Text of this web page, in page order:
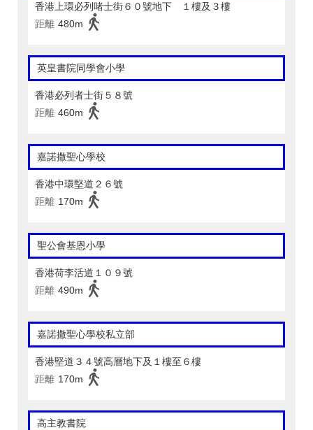
香港上環必列啫士街６０號地下 １樓及３樓
距離 480m
英皇書院同學會小學
香港必列者士街５８號
距離 460m
嘉諾撒聖心學校
香港中環堅道２６號
距離 170m
聖公會基恩小學
香港荷李活道１０９號
距離 490m
嘉諾撒聖心學校私立部
香港堅道３４號高層地下及１樓至６樓
距離 170m
高主教書院